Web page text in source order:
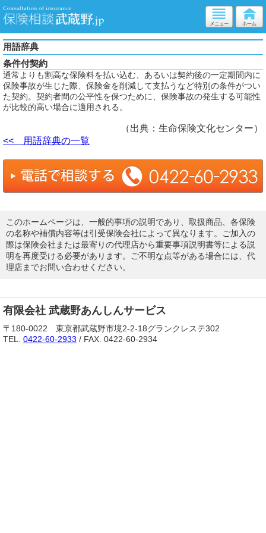
用語辞典
条件付契約
通常よりも割高な保険料を払い込む、あるいは契約後の一定期間内に
保険事故が生じた際、保険金を削減して支払うなど特別の条件がつい
た契約。契約者間の公平性を保つために、保険事故の発生する可能性
が比較的高い場合に適用される。
（出典：生命保険文化センター）
<< 用語辞典の一覧
このホームページは、一般的事項の説明であり、取扱商品、各保険
の名称や補償内容等は引受保険会社によって異なります。ご加入の
際は保険会社または最寄りの代理店から重要事項説明書等による説
明を再度受ける必要があります。ご不明な点等がある場合には、代
理店までお問い合わせください。
有限会社 武蔵野あんしんサービス
〒180-0022 東京都武蔵野市境2-2-18グランクレステ302
TEL. 0422-60-2933 / FAX. 0422-60-2934